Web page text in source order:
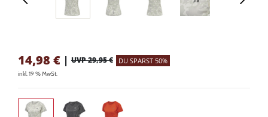
14,98 € | UVP 29,95 € DU SPARST 50%
inkl. 19 % MwSt.